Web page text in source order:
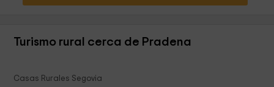
Turismo rural cerca de Pradena
Casas Rurales Segovia